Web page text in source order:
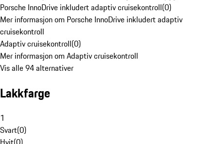
Porsche InnoDrive inkludert adaptiv cruisekontroll(0)
Mer informasjon om Porsche InnoDrive inkludert adaptiv
cruisekontroll
Adaptiv cruisekontroll(0)
Mer informasjon om Adaptiv cruisekontroll
Vis alle 94 alternativer
Lakkfarge
1
Svart(0)